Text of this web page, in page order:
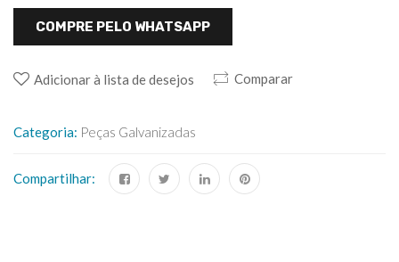
COMPRE PELO WHATSAPP
Adicionar à lista de desejos Comparar
Categoria: Peças Galvanizadas
Compartilhar: